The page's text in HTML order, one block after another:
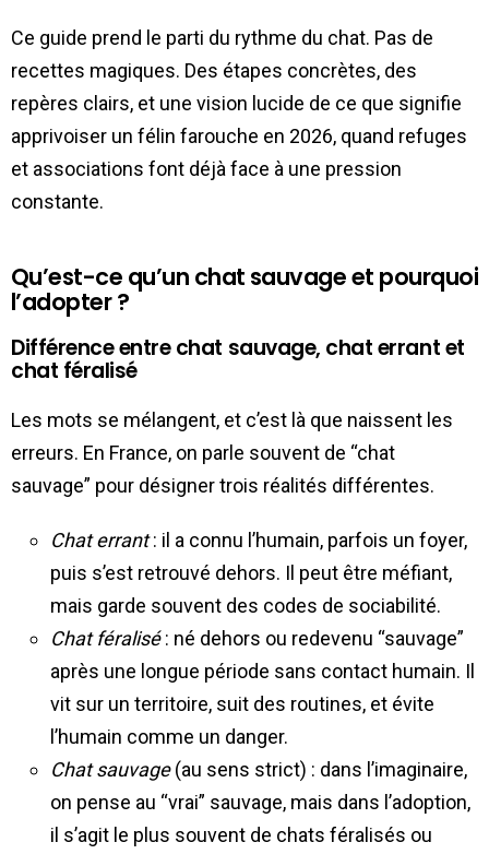
Ce guide prend le parti du rythme du chat. Pas de
recettes magiques. Des étapes concrètes, des
repères clairs, et une vision lucide de ce que signifie
apprivoiser un félin farouche en 2026, quand refuges
et associations font déjà face à une pression
constante.
Qu’est-ce qu’un chat sauvage et pourquoi
l’adopter ?
Différence entre chat sauvage, chat errant et
chat féralisé
Les mots se mélangent, et c’est là que naissent les
erreurs. En France, on parle souvent de “chat
sauvage” pour désigner trois réalités différentes.
Chat errant: il a connu l’humain, parfois un foyer,
puis s’est retrouvé dehors. Il peut être méfiant,
mais garde souvent des codes de sociabilité.
Chat féralisé: né dehors ou redevenu “sauvage”
après une longue période sans contact humain. Il
vit sur un territoire, suit des routines, et évite
l’humain comme un danger.
Chat sauvage(au sens strict) : dans l’imaginaire,
on pense au “vrai” sauvage, mais dans l’adoption,
il s’agit le plus souvent de chats féralisés ou